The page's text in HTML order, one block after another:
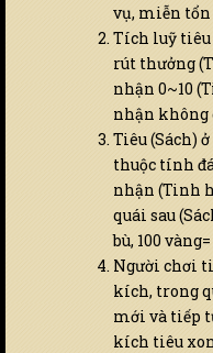
vụ, miễn
Tích luỹ tiêu
rút thưởng
nhận 0~10
nhận không
Tiêu (Sách)
thuộc tính
nhận (Tinh
quái sau
bù, 100
Người chơi
kích, trong
mới và tiếp
kích tiêu